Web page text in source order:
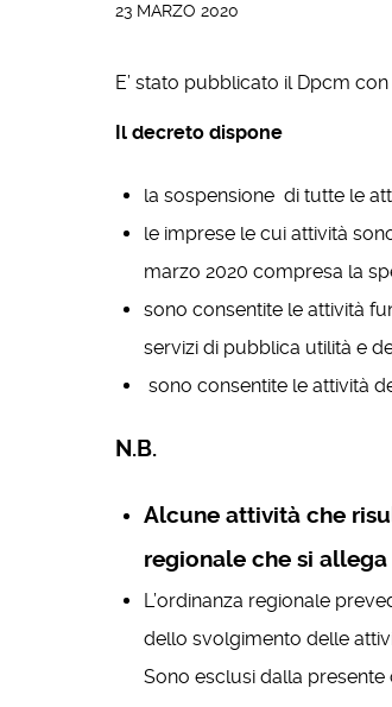
23 MARZO 2020
E’ stato pubblicato il Dpcm
Il decreto dispone
la sospensione di tutte le
le imprese le cui attività
marzo 2020 compresa la
sono consentite le attività
servizi di pubblica utilità e
sono consentite le attività
N.B.
Alcune attività che
regionale che si allega
L’ordinanza regionale
dello svolgimento delle
Sono esclusi dalla